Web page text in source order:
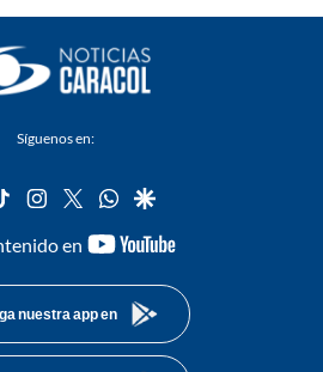
Síguenos en:
tiktok instagram
twitterwhatsapp
google
en
youtube-
nuestra app en